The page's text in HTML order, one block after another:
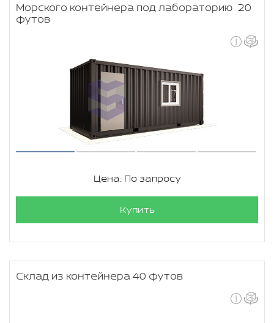
Морского контейнера под лабораторию 20
футов
Цена: По запросу
Купить
Склад из контейнера 40 футов